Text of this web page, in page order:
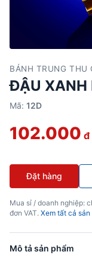
BÁNH TRUNG THU
ĐẬU XANH
Mã: 12D
102.000 đ
Đặt hàng
Mua sỉ / doanh nghiệp:
đơn VAT. Xem tất cả sản
Mô tả sản phẩm